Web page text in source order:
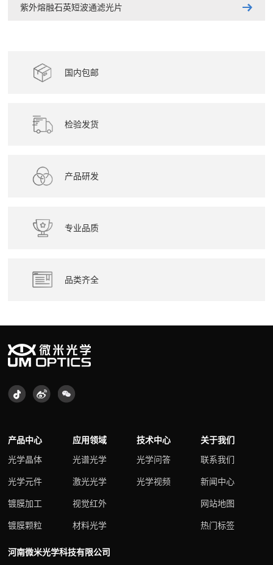
紫外熔融石英短波通滤光片
国内包邮
检验发货
产品研发
专业品质
品类齐全
产品中心
光学晶体
光学元件
镀膜加工
镀膜颗粒
应用领域
光谱光学
激光光学
视觉红外
材料光学
技术中心
光学问答
光学视频
关于我们
联系我们
新闻中心
网站地图
热门标签
河南微米光学科技有限公司